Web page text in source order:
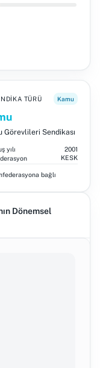
TÜRÜ Kamu
Görevlileri Sendikası
yılı
2001
KESK
bağlı
Dönemsel